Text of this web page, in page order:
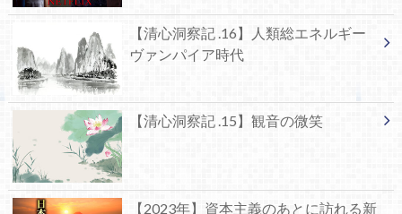
【清心洞察記 .16】人類総エネルギー
ヴァンパイア時代
【清心洞察記 .15】観音の微笑
【2023年】資本主義のあとに訪れる新